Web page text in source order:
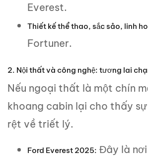
Everest.
Thiết kế thể thao, sắc sảo, linh
Fortuner.
2. Nội thất và công nghệ: tương lai
Nếu ngoại thất là một chín
khoang cabin lại cho thấy
rệt về triết lý.
Ford Everest 2025: Đây là